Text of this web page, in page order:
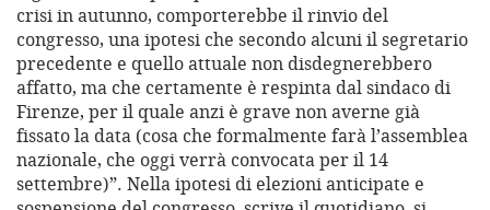
crisi in autunno, comporterebbe il rinvio del
congresso, una ipotesi che secondo alcuni il segretario
precedente e quello attuale non disdegnerebbero
affatto, ma che certamente è respinta dal sindaco di
Firenze, per il quale anzi è grave non averne già
fissato la data (cosa che formalmente farà l’assemblea
nazionale, che oggi verrà convocata per il 14
settembre)”. Nella ipotesi di elezioni anticipate e